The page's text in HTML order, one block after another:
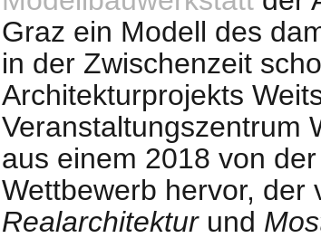
Graz ein Modell des
in der Zwischenzeit
Architekturprojekts
Veranstaltungszentrum
aus einem 2018 von
Wettbewerb hervor, der
Realarchitekturund